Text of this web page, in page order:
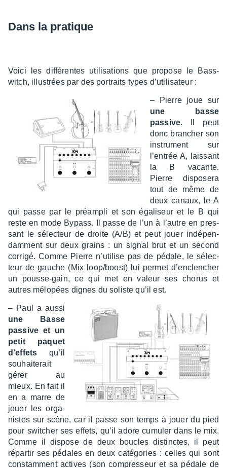
Dans la pratique
Voici les diffé­rentes utili­sa­tions que propose le Bass­
witch, illus­trées par des portraits types d’uti­li­sa­teur :
– Pierre joue sur
une basse
passive. Il peut
donc bran­cher son
instru­ment sur
l’en­trée A, lais­sant
la B vacante.
Pierre dispo­sera
tout de même de
deux canaux, le A
qui passe par le préam­pli et son égali­seur et le B qui
reste en mode Bypass. Il passe de l’un à l’autre en pres­
sant le sélec­teur de droite (A/B) et peut jouer indé­pen­
dam­ment sur deux grains : un signal brut et un second
corrigé. Comme Pierre n’uti­lise pas de pédale, le sélec­
teur de gauche (Mix loop/boost) lui permet d’en­clen­cher
un pousse-gain, ce qui met en valeur ses chorus et
autres mélo­pées dignes du soliste qu’il est.
– Paul a aussi
une Basse
passive et un
petit paquet
d’ef­fets qu’il
souhai­te­rait
gérer au
mieux. En fait il
en a marre de
jouer les orga­
nistes sur scène, car il passe son temps à jouer du pied
pour swit­cher ses effets, qu’il adore cumu­ler dans le mix.
Comme il dispose de deux boucles distinctes, il peut
répar­tir ses pédales en deux caté­go­ries : celles qui sont
constam­ment actives (son compres­seur et sa pédale de